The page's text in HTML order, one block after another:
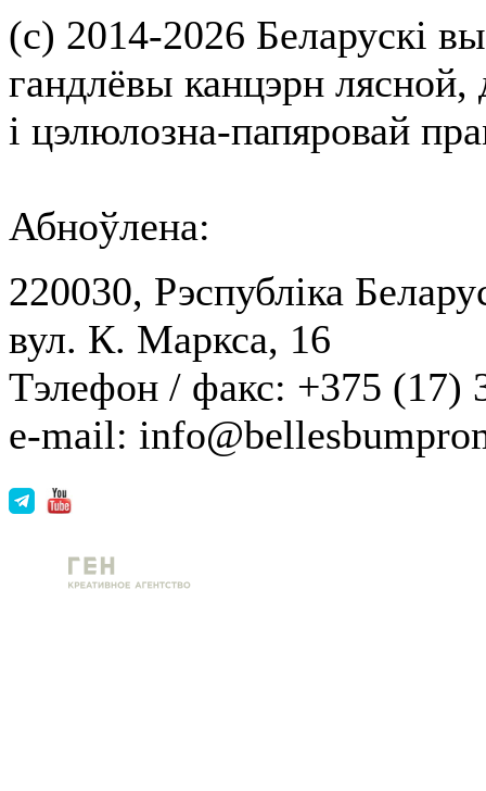
(с) 2014-2026 Беларускі
гандлёвы канцэрн лясной,
і цэлюлозна-папяровай
Абноўлена:
220030, Рэспубліка
вул. К. Маркса, 16
Тэлефон / факс: +375 (17)
e-mail: